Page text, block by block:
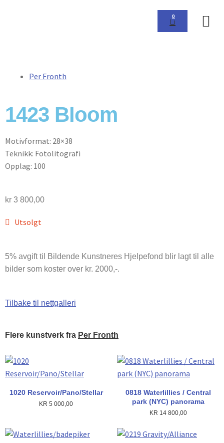
0
Per Fronth
1423 Bloom
Motivformat: 28×38
Teknikk: Fotolitografi
Opplag: 100
kr 3 800,00
Utsolgt
5% avgift til Bildende Kunstneres Hjelpefond blir lagt til alle
bilder som koster over kr. 2000,-.
Tilbake til nettgalleri
Flere kunstverk fra Per Fronth
1020 Reservoir/Pano/Stellar
KR 5 000,00
0818 Waterlillies / Central
park (NYC) panorama
KR 14 800,00